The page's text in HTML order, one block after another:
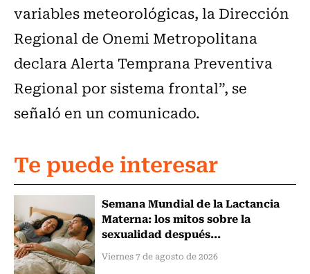
variables meteorológicas, la Dirección
Regional de Onemi Metropolitana
declara Alerta Temprana Preventiva
Regional por sistema frontal”, se
señaló en un comunicado.
Te puede interesar
Semana Mundial de la Lactancia
Materna: los mitos sobre la
sexualidad después...
Viernes 7 de agosto de 2026